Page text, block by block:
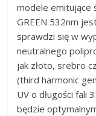
modele emitujące
GREEN 532nm
sprawdzi się w
neutralnego
jak złoto, srebro
(third harmonic
UV o długości fali
będzie